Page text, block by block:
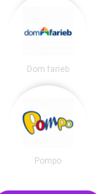
Dom farieb
Pompo